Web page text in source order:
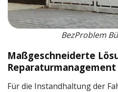
BezProblem
Maßgeschneiderte
Reparaturmanagement
Für die Instandhaltung der